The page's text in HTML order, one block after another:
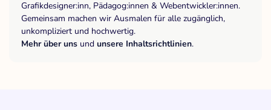
Grafikdesigner:inn, Pädagog:innen & Webentwickler:innen.
Gemeinsam machen wir Ausmalen für alle zugänglich,
unkompliziert und hochwertig.
Mehr über uns und unsere Inhaltsrichtlinien.